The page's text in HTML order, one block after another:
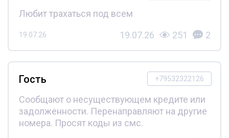
Любит трахаться под всем
19.07.26 19.07.26 251 2
+79532322126
Гость
Сообщают о несуществующем кредите или
задолженности. Перенаправляют на другие
номера. Просят коды из смс.